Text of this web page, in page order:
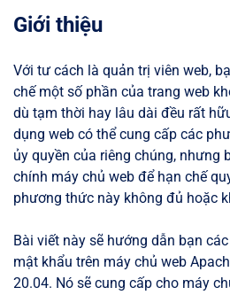
Giới thiệu
Với tư cách là quản trị viên web,
chế một số phần của trang web
dù tạm thời hay lâu dài đều rất
dụng web có thể cung cấp các
ủy quyền của riêng chúng, nhưng
chính máy chủ web để hạn chế
phương thức này không đủ hoặc
Bài viết này sẽ hướng dẫn bạn
mật khẩu trên máy chủ web
20.04. Nó sẽ cung cấp cho máy